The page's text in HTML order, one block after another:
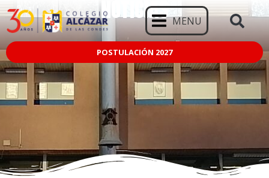
MENU
POSTULACIÓN 2027
NOTICIAS